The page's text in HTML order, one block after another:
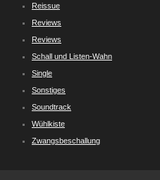
Reissue
Reviews
Reviews
Schall und Listen-Wahn
Single
Sonstiges
Soundtrack
Wühlkiste
Zwangsbeschallung